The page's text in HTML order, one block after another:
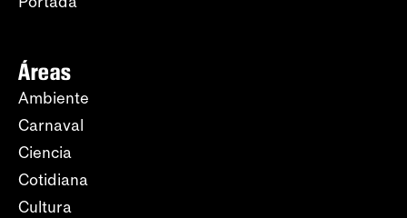
Áreas
Ambiente
Carnaval
Ciencia
Cotidiana
Cultura